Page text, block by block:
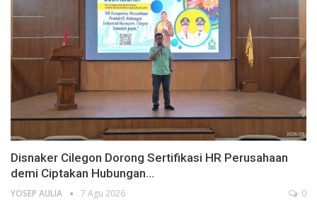
Disnaker Cilegon Dorong Sertifikasi HR Perusahaan
demi Ciptakan Hubungan…
YOSEP AULIA 7 Agu 2026 0